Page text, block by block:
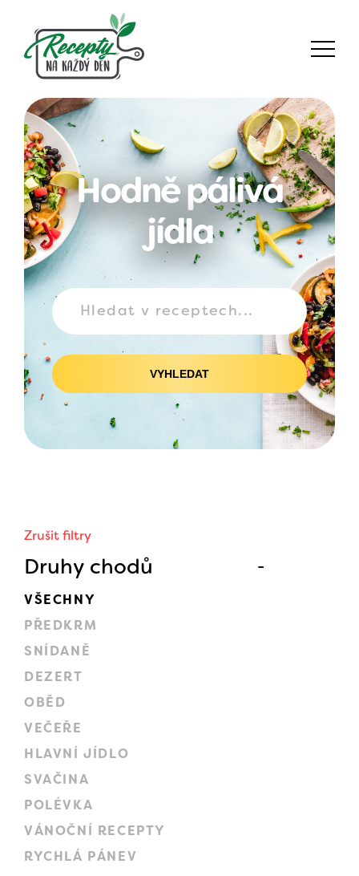
Hodně pálivá
jídla
VYHLEDAT
Zrušit filtry
Druhy chodů
VŠECHNY
PŘEDKRM
SNÍDANĚ
DEZERT
OBĚD
VEČEŘE
HLAVNÍ JÍDLO
SVAČINA
POLÉVKA
VÁNOČNÍ RECEPTY
RYCHLÁ PÁNEV